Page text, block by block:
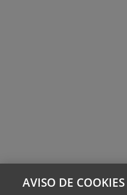
AVISO DE COOKIES